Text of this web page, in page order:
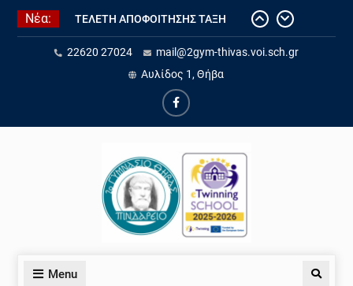
Νέα:
2025-2026
αξιολόγησης εκπαιδευτικού
έργου σχ. έτους 25-26
Τελετή αποφοίτησης σχ. έτος 25-
έργου “Water for Life: Exploring
Sustainability through STEAM and
Eνημέρωση για την «Ηλεκτρονική
Αίτηση εγγραφής, ανανέωσης
και Π.ΕΠΑ.Λ., για το σχολικό έτος
22620 27024
mail@2gym-thivas.voi.sch.gr
Αυλίδος 1, Θήβα
Menu